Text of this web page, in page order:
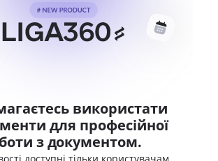
використати
для професійної
з документом.